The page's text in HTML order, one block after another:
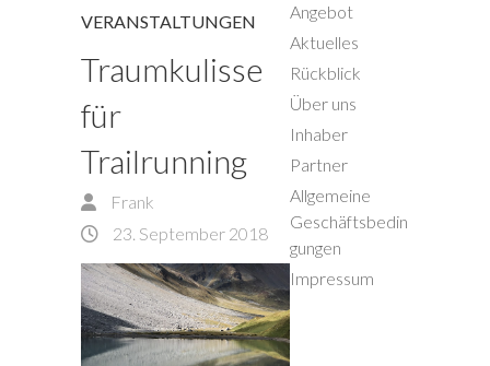
VERANSTALTUNGEN
Traumkulisse
für
Trailrunning
Frank
23. September 2018
Angebot
Aktuelles
Rückblick
Über uns
Inhaber
Partner
Allgemeine
Geschäftsbedin
gungen
Impressum